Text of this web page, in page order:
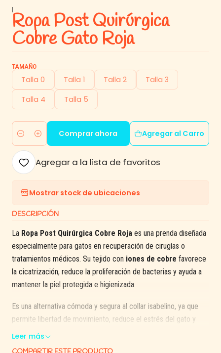
|
Ropa Post Quirúrgica
Cobre Gato Roja
TAMAÑO
Talla 0 Talla 1 Talla 2
Talla 3
Talla 4
Talla 5
Cantidad
Agregar al Carro
Comprar ahora
Agregar a la lista de favoritos
Mostrar stock de ubicaciones
DESCRIPCIÓN
La Ropa Post Quirúrgica Cobre Roja es una prenda diseñada
especialmente para gatos en recuperación de cirugías o
tratamientos médicos. Su tejido con iones de cobre favorece
la cicatrización, reduce la proliferación de bacterias y ayuda a
mantener la piel protegida e higienizada.
Es una alternativa cómoda y segura al collar isabelino, ya que
permite libertad de movimiento, reduce el estrés del gato y
evita que lama o muerda las zonas sensibles.
Leer más